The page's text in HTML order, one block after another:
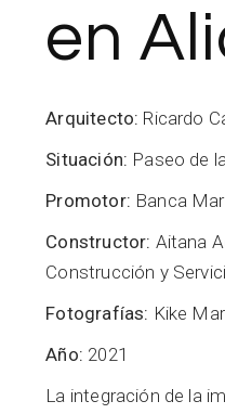
en
Arquitecto: Ricardo
Situación: Paseo de
Promotor: Banca
Constructor: Aitana
Construcción y
Fotografías: Kike
Año: 2021
La integración de la